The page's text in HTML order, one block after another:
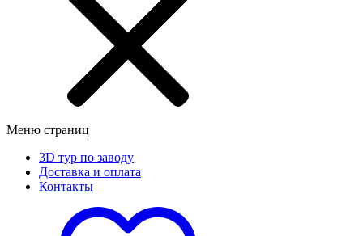
Меню страниц
3D тур по заводу
Доставка и оплата
Контакты